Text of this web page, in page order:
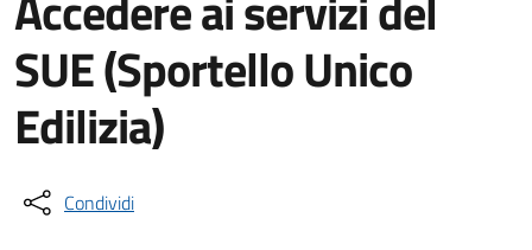
SUE (Sportello Unico
Edilizia)
Condividi